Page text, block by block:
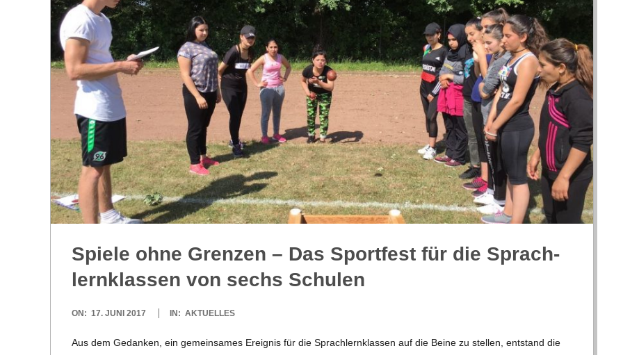
O
R
E
-
G
O
L
D
S
C
Spiele ohne Gren­zen – Das Sport­fest für die Sprach­
lern­klas­sen von sechs Schulen
2017-
ON: 17. JUNI 2017 IN: AKTUELLES
Aus dem Gedan­ken, ein gemein­sa­mes Ereig­nis für die Sprach­lern­klas­sen auf die Beine zu stel­len, ent­stand die